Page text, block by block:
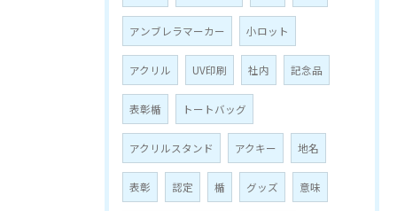
アンブレラマーカー 小ロット
アクリル UV印刷 社内 記念品
表彰楯 トートバッグ
アクリルスタンド アクキー 地名
表彰 認定 楯 グッズ 意味